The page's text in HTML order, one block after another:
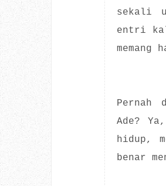
sekali
entri
memang
Pernah
Ade?
hidup,
benar